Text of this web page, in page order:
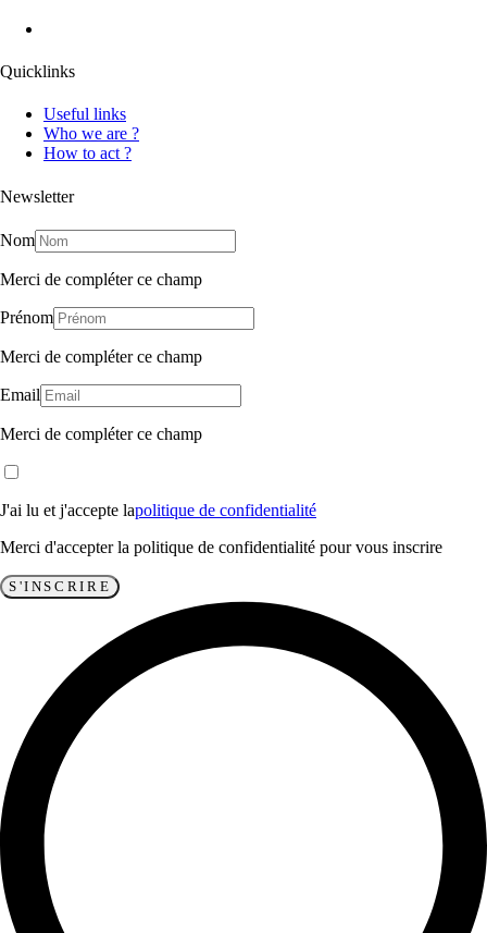
Quicklinks
Useful links
Who we are ?
How to act ?
Newsletter
Nom
Merci de compléter ce champ
Prénom
Merci de compléter ce champ
Email
Merci de compléter ce champ
J'ai lu et j'accepte lapolitique de confidentialité
Merci d'accepter la politique de confidentialité pour vous inscrire
S'INSCRIRE